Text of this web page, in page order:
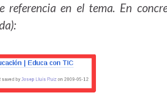
referencia en el tema. En